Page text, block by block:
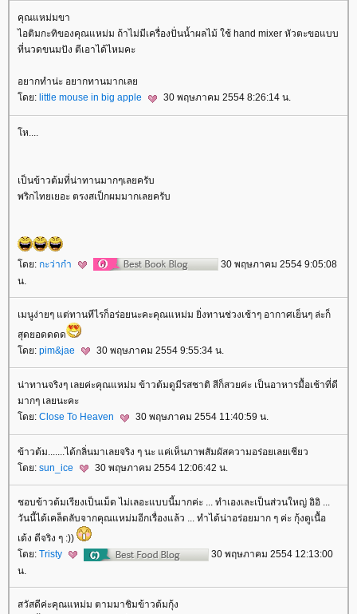
คุณแหม่มขา
ไอติมกะทิของคุณแหม่ม ถ้าไม่มีเครื่องปั่นน้ำผลไม้ ใช้ hand mixer หัวตะขอแบบ
ที่นวดขนมปัง ตีเอาได้ไหมคะ
อยากทำน่ะ อยากทานมากเล
ดย: little mouse in big apple 30 พฤษภาคม 2554 8:26:14 น.
ห....
เป็นข้าวต้มที่น่าทานมากๆเลยครับ
พริกไทยเยอะ ตรงสเป็กผมมากเลยครับ
ดย: กะว่าก๋า
30 พฤษภาคม 2554 9:05:08
น.
เมนูง่ายๆ แต่ทานทีไรก็อร่อยนะคะคุณแหม่ม ยิ่งทานช่วงเช้าๆ อากาศเย็นๆ ล่ะก็
สุดยอดดดด
ดย: pim&jae 30 พฤษภาคม 2554 9:55:34 น.
น่าทานจริงๆ เลยค่ะคุณแหม่ม ข้าวต้มดูมีรสชาติ สีก็สวยค่ะ เป็นอาหารมื้อเช้าที่ดี
มากๆ เลยนะคะ
ดย: Close To Heaven 30 พฤษภาคม 2554 11:40:59 น.
ข้าวต้ม.......ได้กลิ่นมาเลยจริง ๆ นะ แค่เห็นภาพสัมผัสความอร่อยเลยเชียว
ดย: sun_ice 30 พฤษภาคม 2554 12:06:42 น.
ชอบข้าวต้มเรียงเป็นเม็ด ไม่เลอะแบบนี้มากค่ะ ... ทำเองเละเป็นส่วนใหญ่ อิอิ ...
วันนี้ได้เคล็ดลับจากคุณแหม่มอีกเรื่องแล้ว ... ทำได้น่าอร่อยมาก ๆ ค่ะ กุ้งดูเนื้อ
เด้ง ดีจริง ๆ :))
ดย: Tristy
30 พฤษภาคม 2554 12:13:00
น.
สวัสดีค่ะคุณแหม่ม ตามมาชิมข้าวต้มกุ้ง